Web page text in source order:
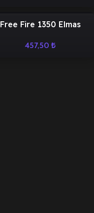
Free Fire 1350 Elmas
457,50 ₺